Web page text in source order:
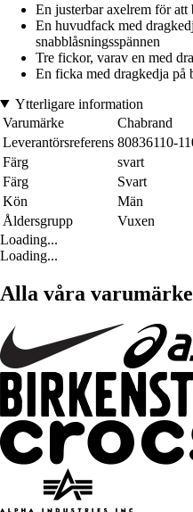
En justerbar axelrem för
En huvudfack med
snabblåsningsspännen
Tre fickor, varav en med
En ficka med dragkedja på
Ytterligare information
Varumärke
Chabrand
Leverantörsreferens 80836110-
Färg
svart
Färg
Svart
Kön
Män
Åldersgrupp
Vuxen
Loading...
Loading...
Alla våra